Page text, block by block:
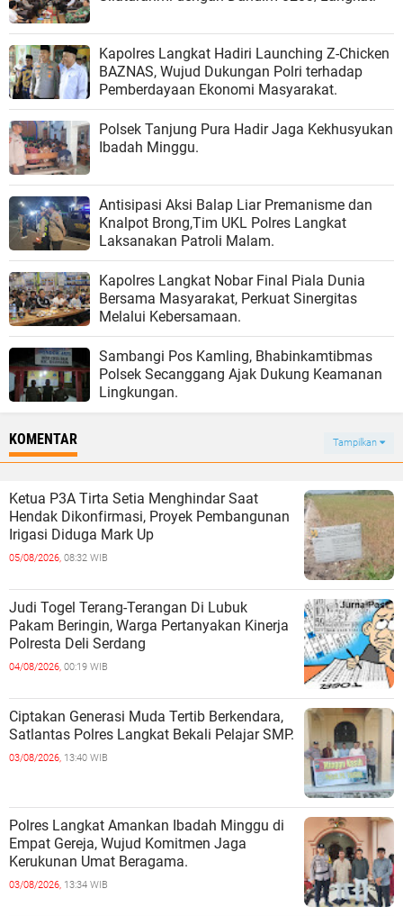
Kapolres Langkat Hadiri Launching Z-Chicken
BAZNAS, Wujud Dukungan Polri terhadap
Pemberdayaan Ekonomi Masyarakat.
Polsek Tanjung Pura Hadir Jaga Kekhusyukan
Ibadah Minggu.
Antisipasi Aksi Balap Liar Premanisme dan
Knalpot Brong,Tim UKL Polres Langkat
Laksanakan Patroli Malam.
Kapolres Langkat Nobar Final Piala Dunia
Bersama Masyarakat, Perkuat Sinergitas
Melalui Kebersamaan.
Sambangi Pos Kamling, Bhabinkamtibmas
Polsek Secanggang Ajak Dukung Keamanan
Lingkungan.
KOMENTAR Tampilkan
Ketua P3A Tirta Setia Menghindar Saat
Hendak Dikonfirmasi, Proyek Pembangunan
Irigasi Diduga Mark Up
05/08/2026, 08:32 WIB
Judi Togel Terang-Terangan Di Lubuk
Pakam Beringin, Warga Pertanyakan Kinerja
Polresta Deli Serdang
04/08/2026, 00:19 WIB
Ciptakan Generasi Muda Tertib Berkendara,
Satlantas Polres Langkat Bekali Pelajar SMP.
03/08/2026, 13:40 WIB
Polres Langkat Amankan Ibadah Minggu di
Empat Gereja, Wujud Komitmen Jaga
Kerukunan Umat Beragama.
03/08/2026, 13:34 WIB